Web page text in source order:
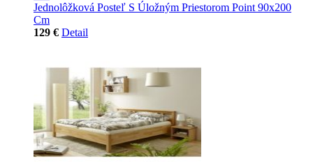
Jednolôžková Posteľ S Úložným Priestorom Point 90x200
Cm
129 € Detail